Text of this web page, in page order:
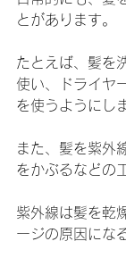
とがあります。
たとえば、髪を
使い、ドライヤ
を使うようにし
また、髪を紫外
をかぶるなどの
紫外線は髪を乾
ージの原因にな